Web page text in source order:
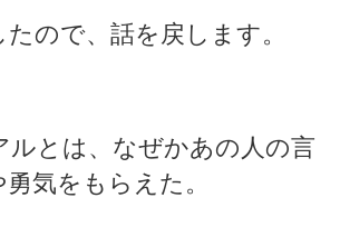
ので、話を戻します。
ルとは、なぜかあの人の言
気をもらえた。